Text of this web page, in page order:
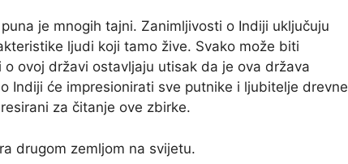
je mnogih tajni. Zanimljivosti o Indiji uključuju
ljudi koji tamo žive. Svako može biti
ovoj državi ostavljaju utisak da je ova država
Indiji će impresionirati sve putnike i ljubitelje drevne
za čitanje ove zbirke.
drugom zemljom na svijetu.